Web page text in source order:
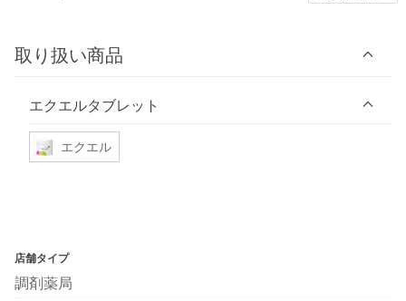
取り扱い商品
エクエルタブレット
エクエル
店舗タイプ
調剤薬局